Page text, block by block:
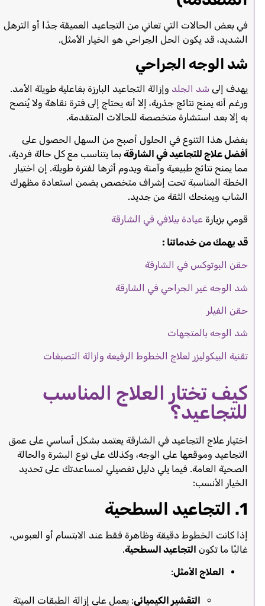
في بعض الحالات التي تعاني من التجاعيد العميقة جدًا أو الترهل
الشديد، قد يكون الحل الجراحي هو الخيار الأمثل.
شد الوجه الجراحي
يهدف إلى شد الجلد وإزالة التجاعيد البارزة بفاعلية طويلة الأمد.
ورغم أنه يمنح نتائج جذرية، إلا أنه يحتاج إلى فترة نقاهة ولا يُنصح
به إلا بعد استشارة متخصصة للحالات المتقدمة.
بفضل هذا التنوع في الحلول أصبح من السهل الحصول على
أفضل علاج للتجاعيد في الشارقة بما يتناسب مع كل حالة فردية،
مما يمنح نتائج طبيعية وآمنة ويدوم أثرها لفترة طويلة. إن اختيار
الخطة المناسبة تحت إشراف متخصص يضمن استعادة مظهرك
الشاب ويمنحك الثقة من جديد.
قومي بزيارة عيادة بيلافي في الشارقة
قد يهمك من خدماتنا :
حقن البوتوكس في الشارقة
شد الوجه غير الجراحي في الشارقة
حقن الفيلر
شد الوجه بالمتجهات
تقنية البيكوليزر لعلاج الخطوط الرفيعة وازالة التصبغات
كيف تختار العلاج المناسب
للتجاعيد؟
اختيار علاج التجاعيد في الشارقة يعتمد بشكل أساسي على عمق
التجاعيد وموقعها على الوجه، وكذلك على نوع البشرة والحالة
الصحية العامة. فيما يلي دليل تفصيلي لمساعدتك على تحديد
الخيار الأنسب:
1. التجاعيد السطحية
إذا كانت الخطوط دقيقة وظاهرة فقط عند الابتسام أو العبوس،
غالبًا ما تكون التجاعيد السطحية.
العلاج الأمثل:
التقشير الكيميائي: يعمل على إزالة الطبقات الميتة